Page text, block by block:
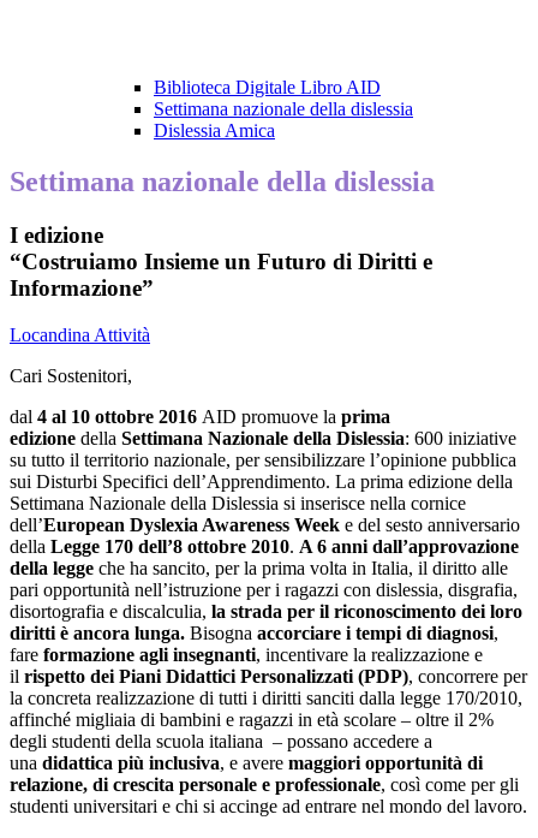
Biblioteca Digitale Libro AID
Settimana nazionale della dislessia
Dislessia Amica
Settimana nazionale della dislessia
I edizione
“Costruiamo Insieme un Futuro di Diritti e
Informazione”
Locandina Attività
Cari Sostenitori,
dal 4 al 10 ottobre 2016 AID promuove la prima
edizione della Settimana Nazionale della Dislessia: 600 iniziative
su tutto il territorio nazionale, per sensibilizzare l’opinione pubblica
sui Disturbi Specifici dell’Apprendimento. La prima edizione della
Settimana Nazionale della Dislessia si inserisce nella cornice
dell’European Dyslexia Awareness Week e del sesto anniversario
della Legge 170 dell’8 ottobre 2010. A 6 anni dall’approvazione
della legge che ha sancito, per la prima volta in Italia, il diritto alle
pari opportunità nell’istruzione per i ragazzi con dislessia, disgrafia,
disortografia e discalculia, la strada per il riconoscimento dei loro
diritti è ancora lunga. Bisogna accorciare i tempi di diagnosi,
fare formazione agli insegnanti, incentivare la realizzazione e
il rispetto dei Piani Didattici Personalizzati (PDP), concorrere per
la concreta realizzazione di tutti i diritti sanciti dalla legge 170/2010,
affinché migliaia di bambini e ragazzi in età scolare – oltre il 2%
degli studenti della scuola italiana – possano accedere a
una didattica più inclusiva, e avere maggiori opportunità di
relazione, di crescita personale e professionale, così come per gli
studenti universitari e chi si accinge ad entrare nel mondo del lavoro.